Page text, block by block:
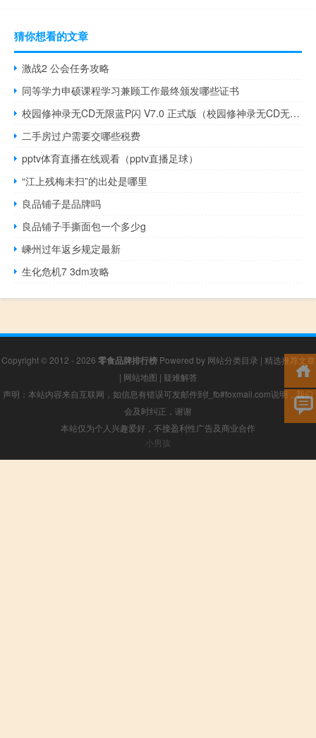
猜你想看的文章
激战2 公会任务攻略
同等学力申硕课程学习兼顾工作最终颁发哪些证书
校园修神录无CD无限蓝P闪 V7.0 正式版（校园修神录无CD无限蓝P闪 V7.0 正式版功能简介）
二手房过户需要交哪些税费
pptv体育直播在线观看（pptv直播足球）
“江上残梅未扫”的出处是哪里
良品铺子是品牌吗
良品铺子手撕面包一个多少g
嵊州过年返乡规定最新
生化危机7 3dm攻略
Copyright © 2012 - 2026 零食品牌排行榜Powered by 网站分类目录 | 精选推荐文章
| 网站地图 | 疑难解答
声明：本站内容来自互联网，如信息有错误可发邮件到f_fb#foxmail.com说明，我们
会及时纠正，谢谢
本站仅为个人兴趣爱好，不接盈利性广告及商业合作
小男孩